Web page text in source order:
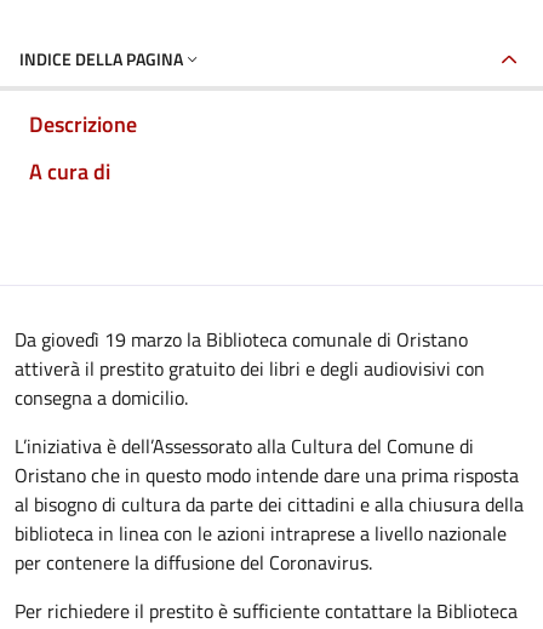
INDICE DELLA PAGINA
Descrizione
A cura di
Da giovedì 19 marzo la Biblioteca comunale di Oristano
attiverà il prestito gratuito dei libri e degli audiovisivi con
consegna a domicilio.
L’iniziativa è dell’Assessorato alla Cultura del Comune di
Oristano che in questo modo intende dare una prima risposta
al bisogno di cultura da parte dei cittadini e alla chiusura della
biblioteca in linea con le azioni intraprese a livello nazionale
per contenere la diffusione del Coronavirus.
Per richiedere il prestito è sufficiente contattare la Biblioteca